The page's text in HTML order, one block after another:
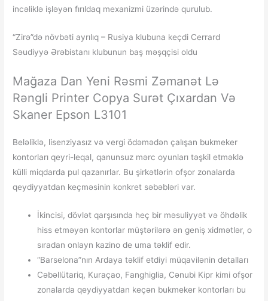
incəliklə işləyən fırıldaq mexanizmi üzərində qurulub.
“Zirə”də növbəti ayrılıq – Rusiya klubuna keçdi Cerrard
Səudiyyə Ərəbistanı klubunun baş məşqçisi oldu
Mağaza Dan Yeni Rəsmi Zəmanət Lə
Rəngli Printer Copya Surət Çıxardan Və
Skaner Epson L3101
Beləliklə, lisenziyasız və vergi ödəmədən çalışan bukmeker
kontorları qeyri-leqal, qanunsuz mərc oyunları təşkil etməklə
külli miqdarda pul qazanırlar. Bu şirkətlərin ofşor zonalarda
qeydiyyatdan keçməsinin konkret səbəbləri var.
İkincisi, dövlət qarşısında heç bir məsuliyyət və öhdəlik
hiss etməyən kontorlar müştərilərə ən geniş xidmətlər, o
sıradan onlayn kazino de uma təklif edir.
“Barselona”nın Ardaya təklif etdiyi müqavilənin detalları
Cəbəllütariq, Kuraçao, Fanghiglia, Cənubi Kipr kimi ofşor
zonalarda qeydiyyatdan keçən bukmeker kontorları bu